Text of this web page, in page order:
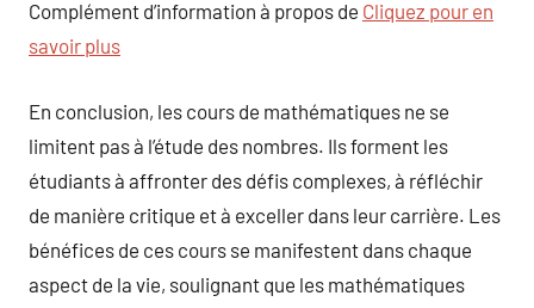
Complément d’information à propos de Cliquez pour en
savoir plus
En conclusion, les cours de mathématiques ne se
limitent pas à l’étude des nombres. Ils forment les
étudiants à affronter des défis complexes, à réfléchir
de manière critique et à exceller dans leur carrière. Les
bénéfices de ces cours se manifestent dans chaque
aspect de la vie, soulignant que les mathématiques